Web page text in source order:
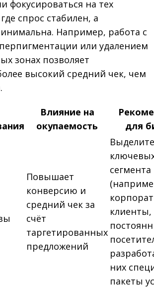
фокусироваться на тех
спрос стабилен, а
Например, работа с
или удалением
зонах позволяет
высокий средний чек, чем
Влияние на
окупаемость
для
Повышает
конверсию и
средний чек за
счёт
таргетированных
предложений
сегмента
клиенты,
них
пакеты